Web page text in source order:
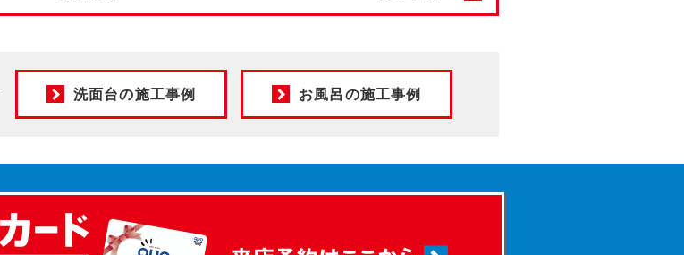
洗面台の施工事例 お風呂の施工事例